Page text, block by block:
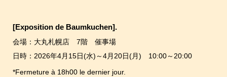
[Exposition de Baumkuchen].
会場：大丸札幌店 7階 催事場
日時：2026年4月15日(水)～4月20日(月) 10:00～20:00
*Fermeture à 18h00 le dernier jour.